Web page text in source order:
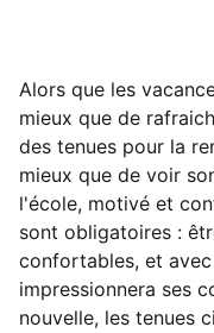
Alors que les
mieux que de
des tenues pour la
mieux que de voir
l'école, motivé et
sont obligatoires :
confortables, et
impressionnera ses
nouvelle, les tenues